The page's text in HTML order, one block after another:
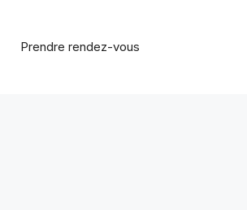
Prendre rendez-vous